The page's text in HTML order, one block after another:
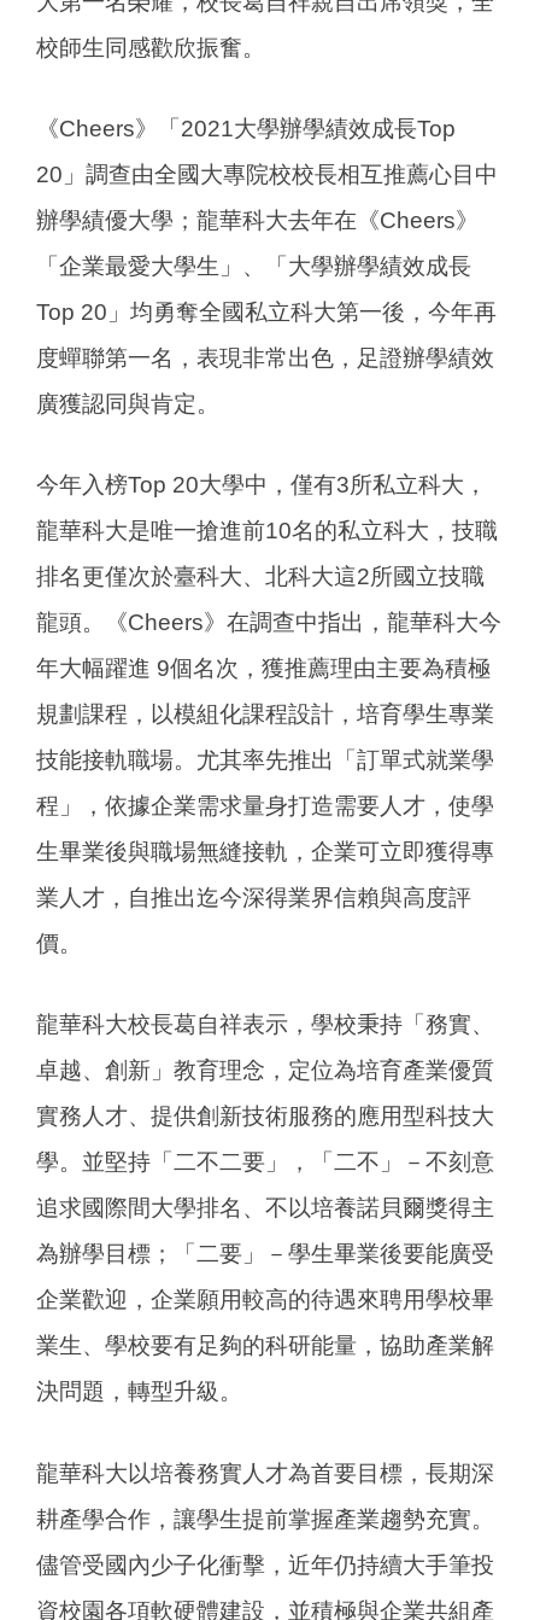
校師生同感歡欣振奮。
《Cheers》「2021大學辦學績效成長Top
20」調查由全國大專院校校長相互推薦心目中
辦學績優大學；龍華科大去年在《Cheers》
「企業最愛大學生」、「大學辦學績效成長
Top 20」均勇奪全國私立科大第一後，今年再
度蟬聯第一名，表現非常出色，足證辦學績效
廣獲認同與肯定。
今年入榜Top 20大學中，僅有3所私立科大，
龍華科大是唯一搶進前10名的私立科大，技職
排名更僅次於臺科大、北科大這2所國立技職
龍頭。《Cheers》在調查中指出，龍華科大今
年大幅躍進 9個名次，獲推薦理由主要為積極
規劃課程，以模組化課程設計，培育學生專業
技能接軌職場。尤其率先推出「訂單式就業學
程」，依據企業需求量身打造需要人才，使學
生畢業後與職場無縫接軌，企業可立即獲得專
業人才，自推出迄今深得業界信賴與高度評
價。
龍華科大校長葛自祥表示，學校秉持「務實、
卓越、創新」教育理念，定位為培育產業優質
實務人才、提供創新技術服務的應用型科技大
學。並堅持「二不二要」，「二不」－不刻意
追求國際間大學排名、不以培養諾貝爾獎得主
為辦學目標；「二要」－學生畢業後要能廣受
企業歡迎，企業願用較高的待遇來聘用學校畢
業生、學校要有足夠的科研能量，協助產業解
決問題，轉型升級。
龍華科大以培養務實人才為首要目標，長期深
耕產學合作，讓學生提前掌握產業趨勢充實。
儘管受國內少子化衝擊，近年仍持續大手筆投
資校園各項軟硬體建設，並積極與企業共組產